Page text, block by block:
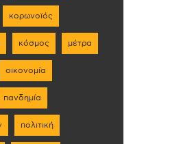
κορωνοϊός
κόσμος μέτρα
οικονομία
πανδημία
πολιτική